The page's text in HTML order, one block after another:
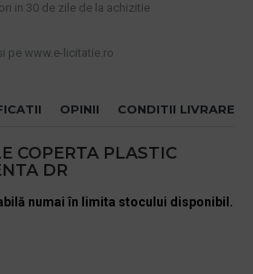
in 30 de zile de la achizitie
pe www.e-licitatie.ro
OPINII CONDITII LIVRARE
COPERTA PLASTIC
DR
numai în limita stocului disponibil.